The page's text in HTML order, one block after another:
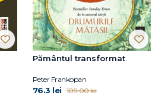
Pământul transformat
Peter Frankopan
76.3 lei 109.00 lei